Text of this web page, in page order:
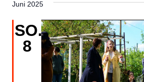
Juni 2025
SO.
8